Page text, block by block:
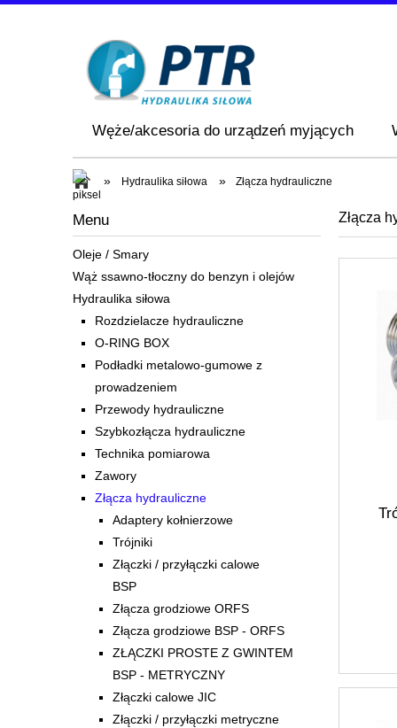
Węże/akcesoria do urządzeń myjących
» Hydraulika siłowa » Złącza hydrauliczne
Menu
Oleje / Smary
Wąż ssawno-tłoczny do benzyn i olejów
Hydraulika siłowa
Rozdzielacze hydrauliczne
O-RING BOX
Podładki metalowo-gumowe z
prowadzeniem
Przewody hydrauliczne
Szybkozłącza hydrauliczne
Technika pomiarowa
Zawory
Złącza hydrauliczne
Adaptery kołnierzowe
Trójniki
Złączki / przyłączki calowe
BSP
Złącza grodziowe ORFS
Złącza grodziowe BSP - ORFS
ZŁĄCZKI PROSTE Z GWINTEM
BSP - METRYCZNY
Złączki calowe JIC
Złączki / przyłączki metryczne
Złącza